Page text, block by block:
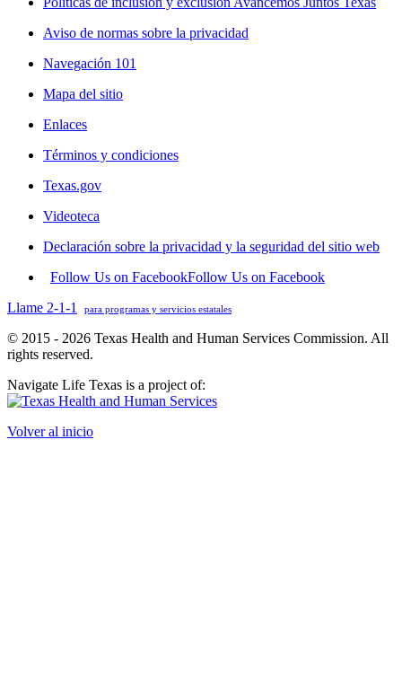
Aviso de normas sobre la privacidad
Navegación 101
Mapa del sitio
Enlaces
Términos y condiciones
Texas.gov
Videoteca
Declaración sobre la privacidad y la seguridad del sitio web
Follow Us on FacebookFollow Us on Facebook
Llame 2-1-1
para programas y servicios estatales
© 2015 - 2026 Texas Health and Human Services Commission. All
rights reserved.
Navigate Life Texas is a project of:
Volver al inicio